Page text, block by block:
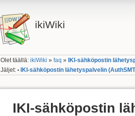
ikiWiki
Olet täällä:ikiWiki »faq » IKI-sähköpostin
Jäljet: • IKI-sähköpostin lähetyspalvelin
IKI-sähköpostin